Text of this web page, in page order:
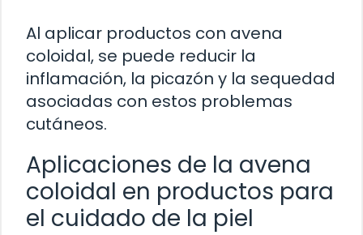
Al aplicar productos con avena
coloidal, se puede reducir la
inflamación, la picazón y la sequedad
asociadas con estos problemas
cutáneos.
Aplicaciones de la avena
coloidal en productos para
el cuidado de la piel